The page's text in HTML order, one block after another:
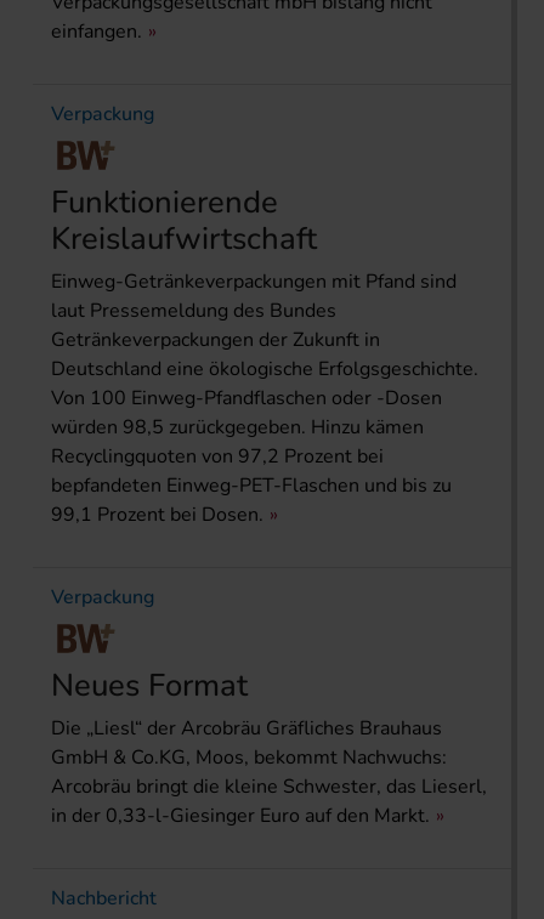
einfangen.
Verpackung
Funktionierende
Kreislaufwirtschaft
Einweg-Getränkeverpackungen mit Pfand sind
laut Pressemeldung des Bundes
Getränkeverpackungen der Zukunft in
Deutschland eine ökologische Erfolgsgeschichte.
Von 100 Einweg-Pfandflaschen oder -Dosen
würden 98,5 zurückgegeben. Hinzu kämen
Recyclingquoten von 97,2 Prozent bei
bepfandeten Einweg-PET-Flaschen und bis zu
99,1 Prozent bei Dosen.
Verpackung
Neues Format
Die „Liesl“ der Arcobräu Gräfliches Brauhaus
GmbH & Co.KG, Moos, bekommt Nachwuchs:
Arcobräu bringt die kleine Schwester, das Lieserl,
in der 0,33-l-Giesinger Euro auf den Markt.
Nachbericht